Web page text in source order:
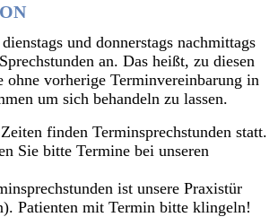
und donnerstags nachmittags
Sprechstunden an. Das heißt, zu diesen
ohne vorherige Terminvereinbarung in
um sich behandeln zu lassen.
finden Terminsprechstunden statt.
Sie bitte Termine bei unseren
ist unsere Praxistür
Patienten mit Termin bitte klingeln!